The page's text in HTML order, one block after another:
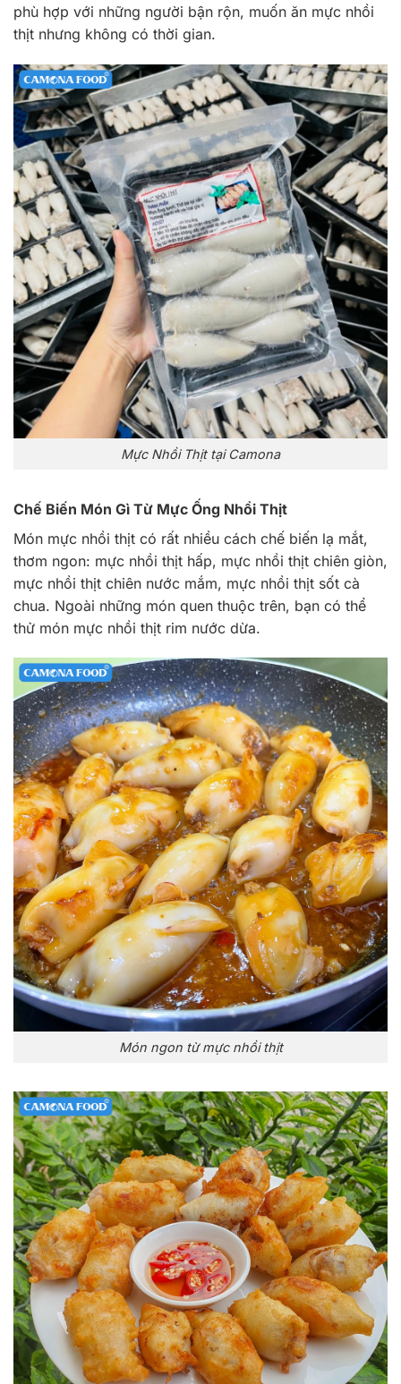
phù hợp với những người bận rộn, muốn ăn mực nhồi
thịt nhưng không có thời gian.
Mực Nhồi Thịt tại Camona
Chế Biến Món Gì Từ Mực Ống Nhồi Thịt
Món mực nhồi thịt có rất nhiều cách chế biến lạ mắt,
thơm ngon: mực nhồi thịt hấp, mực nhồi thịt chiên giòn,
mực nhồi thịt chiên nước mắm, mực nhồi thịt sốt cà
chua. Ngoài những món quen thuộc trên, bạn có thể
thử món mực nhồi thịt rim nước dừa.
Món ngon từ mực nhồi thịt